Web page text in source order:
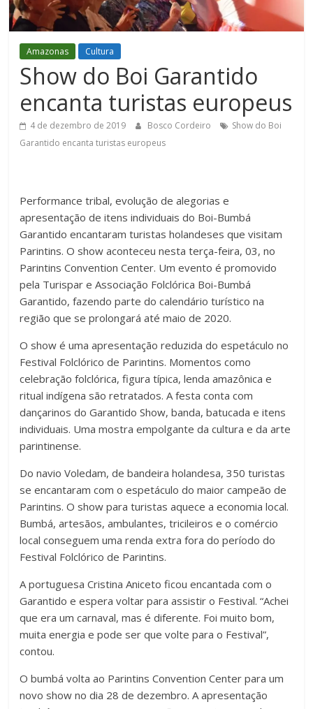
Figueiredo
Amazonas Cultura
Show do Boi Garantido
encanta turistas europeus
4 de dezembro de 2019 Bosco Cordeiro
Show do Boi
Garantido encanta turistas europeus
Performance tribal, evolução de alegorias e
apresentação de itens individuais do Boi-Bumbá
Garantido encantaram turistas holandeses que visitam
Parintins. O show aconteceu nesta terça-feira, 03, no
Parintins Convention Center. Um evento é promovido
pela Turispar e Associação Folclórica Boi-Bumbá
Garantido, fazendo parte do calendário turístico na
região que se prolongará até maio de 2020.
O show é uma apresentação reduzida do espetáculo no
Festival Folclórico de Parintins. Momentos como
celebração folclórica, figura típica, lenda amazônica e
ritual indígena são retratados. A festa conta com
dançarinos do Garantido Show, banda, batucada e itens
individuais. Uma mostra empolgante da cultura e da arte
parintinense.
Do navio Voledam, de bandeira holandesa, 350 turistas
se encantaram com o espetáculo do maior campeão de
Parintins. O show para turistas aquece a economia local.
Bumbá, artesãos, ambulantes, tricileiros e o comércio
local conseguem uma renda extra fora do período do
Festival Folclórico de Parintins.
A portuguesa Cristina Aniceto ficou encantada com o
Garantido e espera voltar para assistir o Festival. “Achei
que era um carnaval, mas é diferente. Foi muito bom,
muita energia e pode ser que volte para o Festival”,
contou.
O bumbá volta ao Parintins Convention Center para um
novo show no dia 28 de dezembro. A apresentação